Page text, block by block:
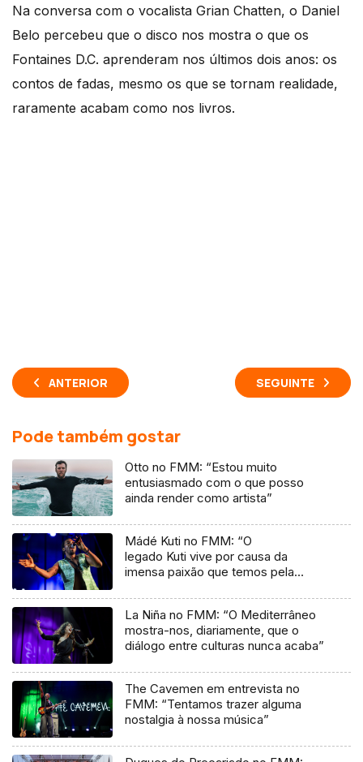
Na conversa com o vocalista Grian Chatten, o Daniel
Belo percebeu que o disco nos mostra o que os
Fontaines D.C. aprenderam nos últimos dois anos: os
contos de fadas, mesmo os que se tornam realidade,
raramente acabam como nos livros.
ANTERIOR SEGUINTE
Pode também gostar
Otto no FMM: “Estou muito
entusiasmado com o que posso
ainda render como artista”
Mádé Kuti no FMM: “O
legado Kuti vive por causa da
imensa paixão que temos pela
La Niña no FMM: “O Mediterrâneo
mostra-nos, diariamente, que o
diálogo entre culturas nunca acaba”
The Cavemen em entrevista no
FMM: “Tentamos trazer alguma
nostalgia à nossa música”